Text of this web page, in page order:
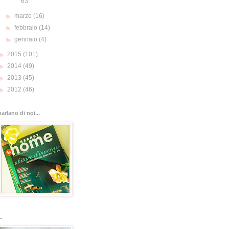
► marzo (16)
►febbraio (14)
►gennaio (4)
2015 (101)
2014 (49)
2013 (45)
2012 (46)
di noi...